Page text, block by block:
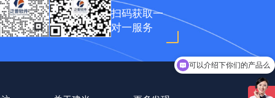
扫码获取一
对一服务
可以介绍下你们的产品么